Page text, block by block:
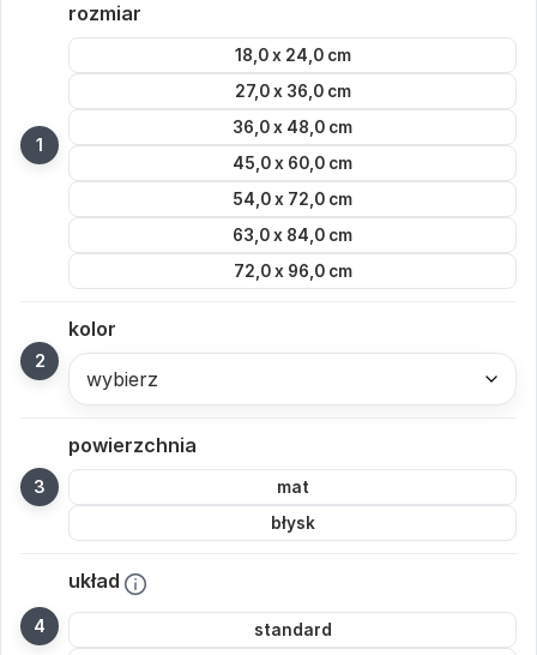
rozmiar
18,0 x 24,0 cm
27,0 x 36,0 cm
36,0 x 48,0 cm
45,0 x 60,0 cm
54,0 x 72,0 cm
63,0 x 84,0 cm
72,0 x 96,0 cm
kolor
wybierz
powierzchnia
mat
błysk
układ
standard